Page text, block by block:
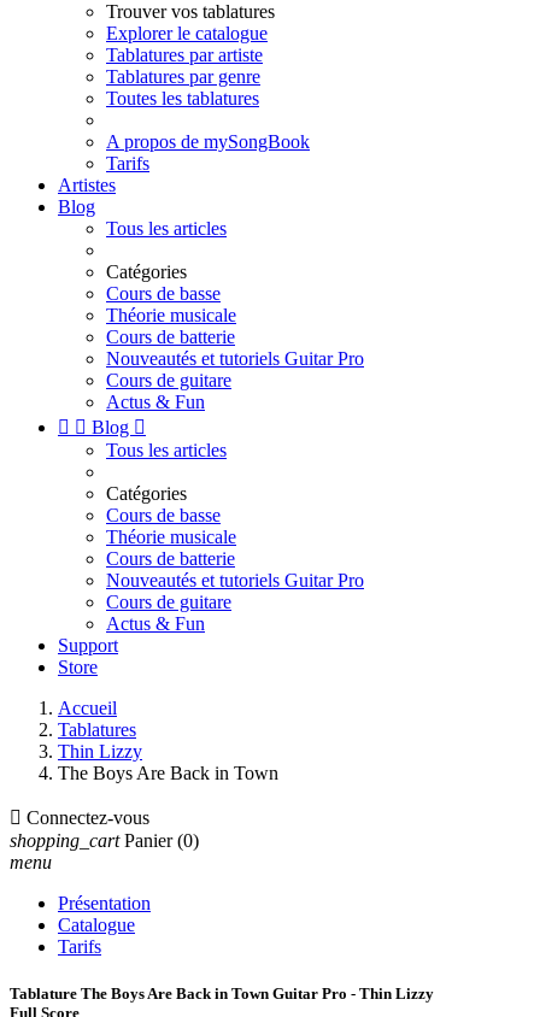
Trouver vos tablatures
Explorer le catalogue
Tablatures par artiste
Tablatures par genre
Toutes les tablatures
A propos de mySongBook
Tarifs
Artistes
Blog
Tous les articles
Catégories
Cours de basse
Théorie musicale
Cours de batterie
Nouveautés et tutoriels Guitar Pro
Cours de guitare
Actus & Fun
  Blog 
Tous les articles
Catégories
Cours de basse
Théorie musicale
Cours de batterie
Nouveautés et tutoriels Guitar Pro
Cours de guitare
Actus & Fun
Support
Store
Accueil
Tablatures
Thin Lizzy
The Boys Are Back in Town
 Connectez-vous
shopping_cart Panier (0)
menu
Présentation
Catalogue
Tarifs
Tablature The Boys Are Back in Town Guitar Pro - Thin Lizzy
Full Score